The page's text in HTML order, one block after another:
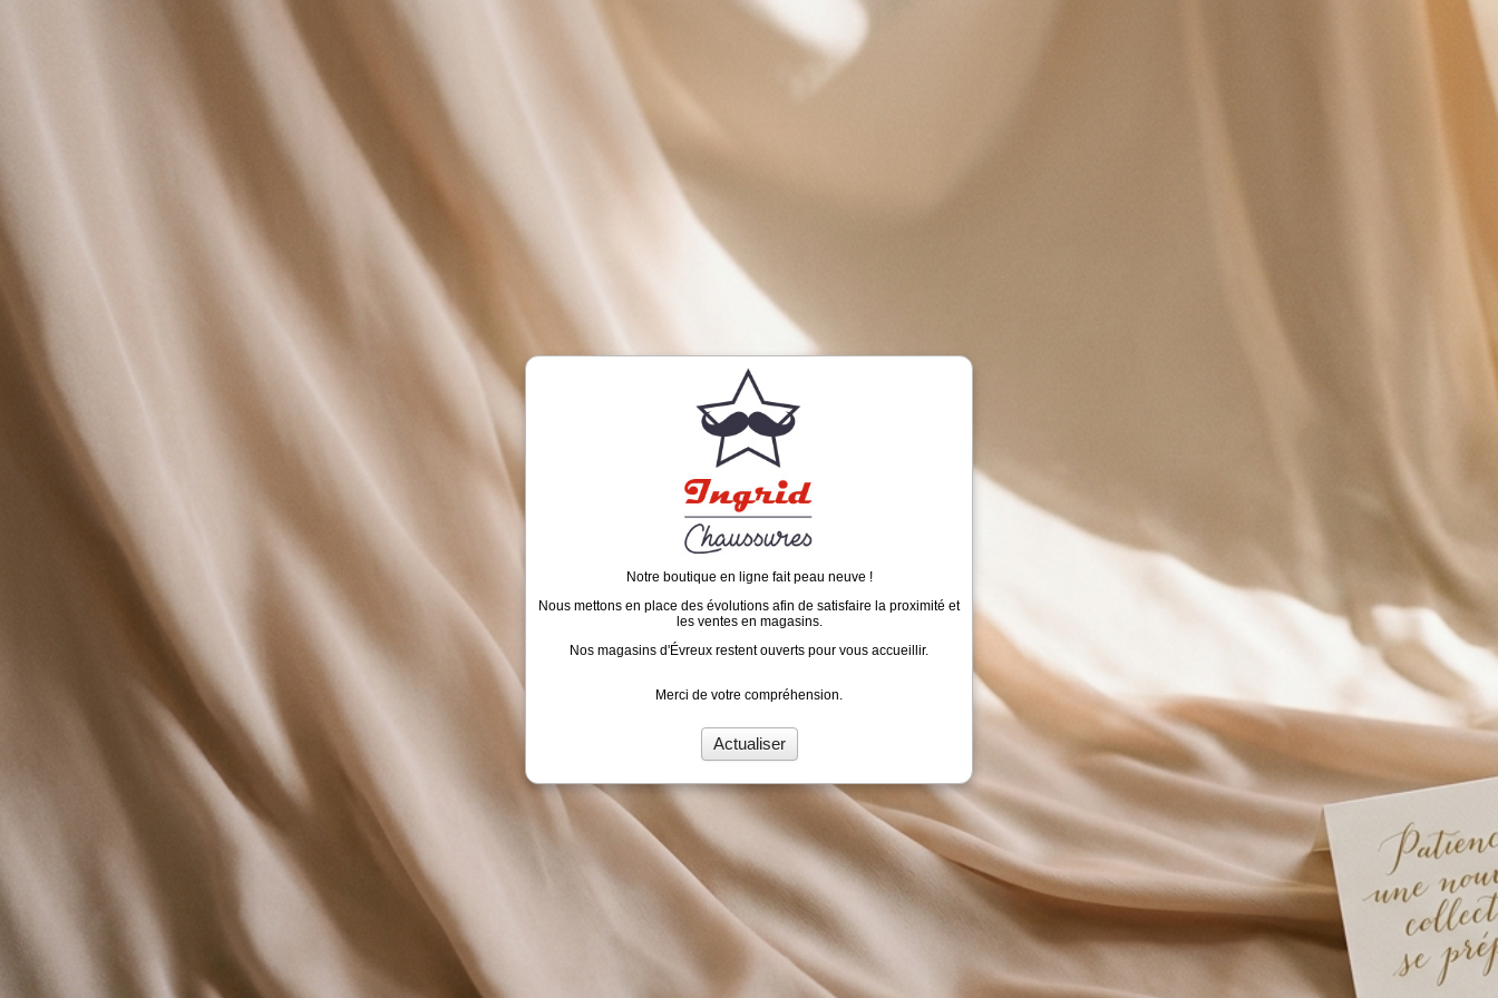
Notre boutique en ligne fait peau neuve !
Nous mettons en place des évolutions afin de satisfaire la proximité et
les ventes en magasins.
Nos magasins d'Évreux restent ouverts pour vous accueillir.
Merci de votre compréhension.
Actualiser